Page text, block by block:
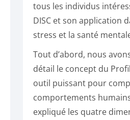
tous les individus
DISC et son application
stress et la santé
Tout d’abord, nous
détail le concept du
outil puissant pour
comportements
expliqué les quatre